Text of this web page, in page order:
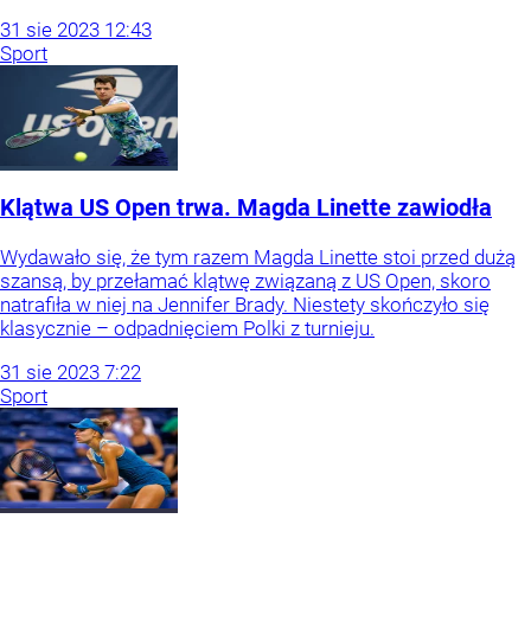
31 sie 2023 12:43
Sport
Klątwa US Open trwa. Magda Linette zawiodła
Wydawało się, że tym razem Magda Linette stoi przed dużą
szansą, by przełamać klątwę związaną z US Open, skoro
natrafiła w niej na Jennifer Brady. Niestety skończyło się
klasycznie – odpadnięciem Polki z turnieju.
31 sie 2023 7:22
Sport